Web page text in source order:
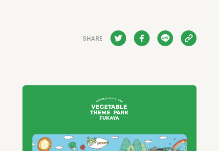
SHARE